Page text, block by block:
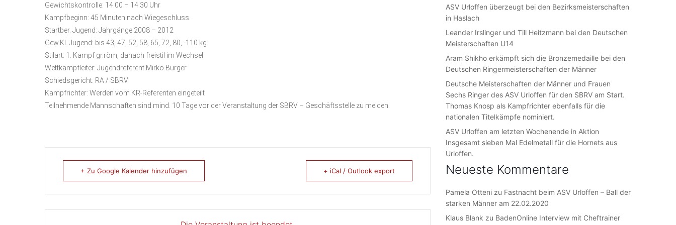
Gewichtskontrolle: 14.00 – 14.30 Uhr
Kampfbeginn: 45 Minuten nach Wiegeschluss.
Startber. Jugend: Jahrgänge 2008 – 2012
Gew.Kl. Jugend: bis 43, 47, 52, 58, 65, 72, 80, -110 kg
Stilart: 1. Kampf gr.röm, danach freistil im Wechsel
Wettkampfleiter: Jugendreferent Mirko Burger
Schiedsgericht: RA / SBRV
Kampfrichter: Werden vom KR-Referenten eingeteilt
Teilnehmende Mannschaften sind mind. 10 Tage vor der Veranstaltung der SBRV – Geschäftsstelle zu melden
+ Zu Google Kalender hinzufügen + iCal / Outlook export
ASV Urloffen überzeugt bei den Bezirksmeisterschaften
in Haslach
Leander Irslinger und Till Heitzmann bei den Deutschen
Meisterschaften U14
Aram Shikho erkämpft sich die Bronzemedaille bei den
Deutschen Ringermeisterschaften der Männer
Deutsche Meisterschaften der Männer und Frauen
Sechs Ringer des ASV Urloffen für den SBRV am Start.
Thomas Knosp als Kampfrichter ebenfalls für die
nationalen Titelkämpfe nominiert.
ASV Urloffen am letzten Wochenende in Aktion
Insgesamt sieben Mal Edelmetall für die Hornets aus
Urloffen.
Neueste Kommentare
Pamela Otteni zu Fastnacht beim ASV Urloffen – Ball der
starken Männer am 22.02.2020
Klaus Blank zu BadenOnline Interview mit Cheftrainer